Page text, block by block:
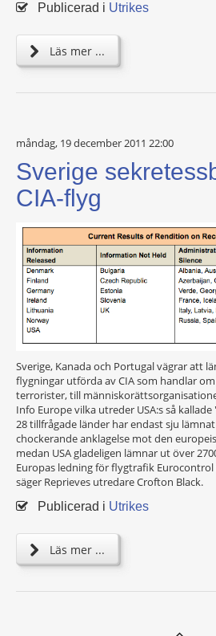
Publicerad i Utrikes
Läs mer ...
måndag, 19 december 2011 22:00
Sverige
CIA-flyg
Sverige, Kanada och Portugal vägrar att
flygningar utförda av CIA som handlar
terrorister, till
Info Europe vilka utreder USA:s så
28 tillfrågade länder har endast sju
chockerande anklagelse mot den
medan USA gladeligen lämnar ut över
Europas ledning för flygtrafik Eurocontrol
säger Reprieves utredare Crofton Black.
Publicerad i Utrikes
Läs mer ...